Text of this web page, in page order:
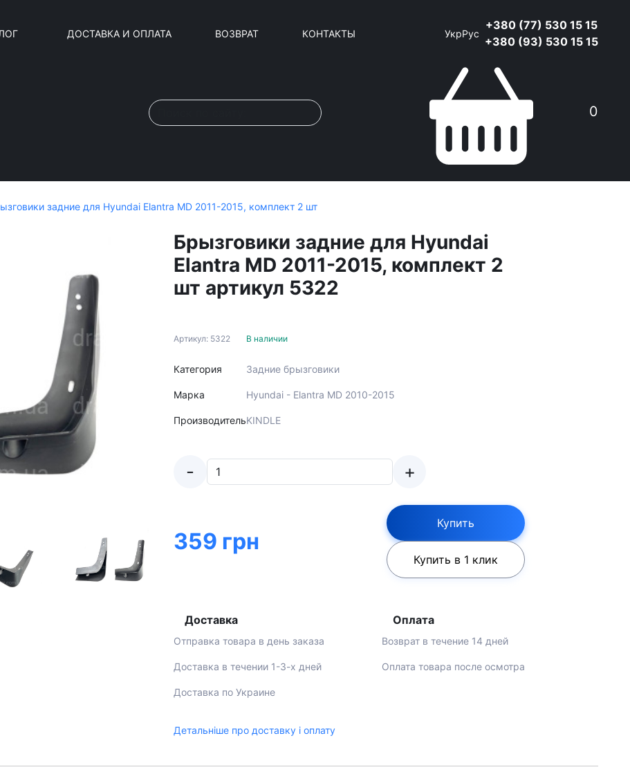
ДОСТАВКА И ОПЛАТА ВОЗВРАТ КОНТАКТЫ УкрРус
+380 (77) 530 15 15
+380 (93) 530 15 15
0
задние для Hyundai Elantra MD 2011-2015, комплект 2 шт
Брызговики задние для Hyundai
Elantra MD 2011-2015, комплект 2
шт артикул 5322
Артикул: 5322
Категория
Марка
Производитель
В наличии
Задние брызговики
Hyundai - Elantra MD 2010-2015
KINDLE
- +
359 грн
Купить
Купить в 1 клик
Доставка
Отправка товара в день заказа
Доставка в течении 1-3-х дней
Доставка по Украине
Оплата
Возврат в течение 14 дней
Оплата товара после осмотра
Детальніше про доставку і оплату